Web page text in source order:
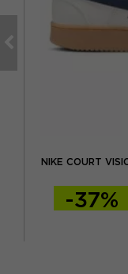
NIKE COURT
-37%